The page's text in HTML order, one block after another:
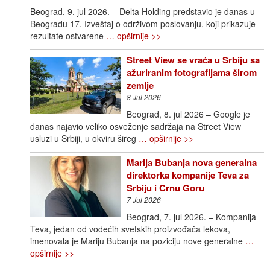
Beograd, 9. jul 2026. – Delta Holding predstavio je danas u
Beogradu 17. Izveštaj o održivom poslovanju, koji prikazuje
rezultate ostvarene … opširnije >>
Street View se vraća u Srbiju sa
ažuriranim fotografijama širom
zemlje
8 Jul 2026
Beograd, 8. jul 2026 – Google je
danas najavio veliko osveženje sadržaja na Street View
usluzi u Srbiji, u okviru šireg … opširnije >>
Marija Bubanja nova generalna
direktorka kompanije Teva za
Srbiju i Crnu Goru
7 Jul 2026
Beograd, 7. jul 2026. – Kompanija
Teva, jedan od vodećih svetskih proizvođača lekova,
imenovala je Mariju Bubanja na poziciju nove generalne …
opširnije >>